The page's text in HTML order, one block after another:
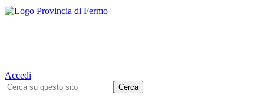
Accedi